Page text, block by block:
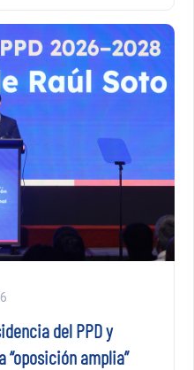
del PPD y
“oposición amplia”